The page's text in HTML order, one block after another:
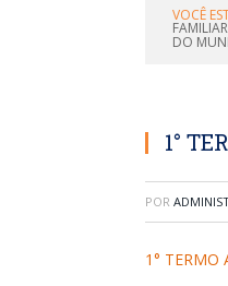
VOCÊ
DO
1°
POR
1° TERMO